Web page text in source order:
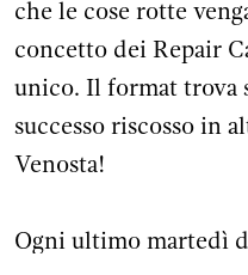
che le cose rotte
concetto dei Repair
unico. Il format trova
successo riscosso in
Venosta!
Ogni ultimo martedì